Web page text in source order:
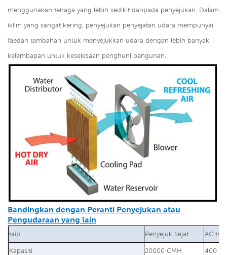
menggunakan tenaga yang lebih sedikit daripada penyejukan. Dalam
iklim yang sangat kering, penyejukan penyejatan udara mempunyai
faedah tambahan untuk menyejukkan udara dengan lebih banyak
kelembapan untuk keselesaan penghuni bangunan.
Bandingkan dengan Peranti Penyejukan atau
Pengudaraan yang lain
taip Penyejuk Sejat AC
Kapasiti 20000 CMH 400